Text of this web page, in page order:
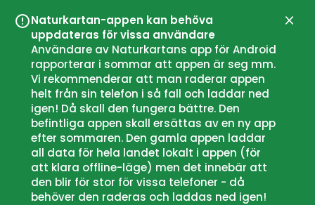
Naturkartan-appen kan behöva
uppdateras för vissa användare
Användare av Naturkartans app för Android
rapporterar i sommar att appen är seg mm.
Vi rekommenderar att man raderar appen
helt från sin telefon i så fall och laddar ned
igen! Då skall den fungera bättre. Den
befintliga appen skall ersättas av en ny app
efter sommaren. Den gamla appen laddar
all data för hela landet lokalt i appen (för
att klara offline-läge) men det innebär att
den blir för stor för vissa telefoner - då
behöver den raderas och laddas ned igen!